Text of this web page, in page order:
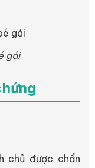
gái
chủ được chẩn